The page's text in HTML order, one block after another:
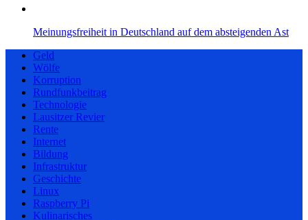
Meinungsfreiheit in Deutschland auf dem absteigenden Ast
Geld
Wölfe
Korruption
Rundfunkbeitrag
Technologie
Lausitzer Revier
Rente
Internet
Bildung
Infrastruktur
Geschichte
Linux
Raspberry Pi
Kulinarisches